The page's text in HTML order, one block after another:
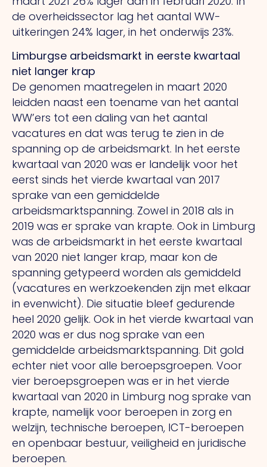
de overheidssector lag het aantal WW-
uitkeringen 24% lager, in het onderwijs 23%.
Limburgse arbeidsmarkt in eerste kwartaal
niet langer krap
De genomen maatregelen in maart 2020
leidden naast een toename van het aantal
WW’ers tot een daling van het aantal
vacatures en dat was terug te zien in de
spanning op de arbeidsmarkt. In het eerste
kwartaal van 2020 was er landelijk voor het
eerst sinds het vierde kwartaal van 2017
sprake van een gemiddelde
arbeidsmarktspanning. Zowel in 2018 als in
2019 was er sprake van krapte. Ook in Limburg
was de arbeidsmarkt in het eerste kwartaal
van 2020 niet langer krap, maar kon de
spanning getypeerd worden als gemiddeld
(vacatures en werkzoekenden zijn met elkaar
in evenwicht). Die situatie bleef gedurende
heel 2020 gelijk. Ook in het vierde kwartaal van
2020 was er dus nog sprake van een
gemiddelde arbeidsmarktspanning. Dit gold
echter niet voor alle beroepsgroepen. Voor
vier beroepsgroepen was er in het vierde
kwartaal van 2020 in Limburg nog sprake van
krapte, namelijk voor beroepen in zorg en
welzijn, technische beroepen, ICT-beroepen
en openbaar bestuur, veiligheid en juridische
beroepen.